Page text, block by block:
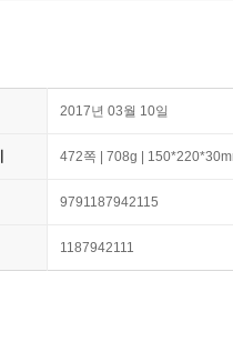
2017년 03월 10일
472쪽 | 708g |
9791187942115
1187942111